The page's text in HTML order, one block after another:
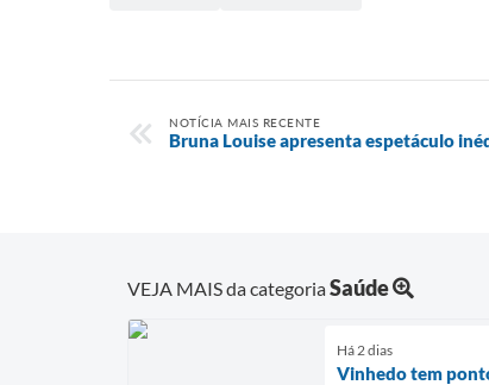
NOTÍCIA MAIS RECENTE
Bruna Louise apresenta espetáculo
VEJA MAIS da categoriaSaúde
Há 2 dias
Vinhedo tem